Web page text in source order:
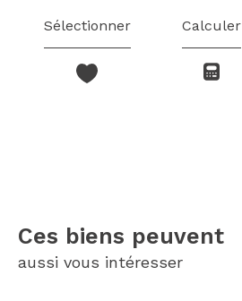
Sélectionner Calculer
Ces biens peuvent
aussi vous intéresser